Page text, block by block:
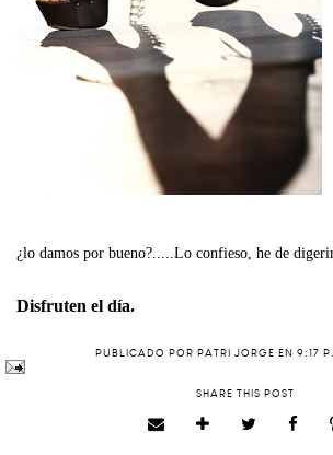
¿lo damos por bueno?.....Lo confieso, he de
Disfruten el día.
PUBLICADO POR PATRI JORGE EN 9:17
SHARE THIS POST